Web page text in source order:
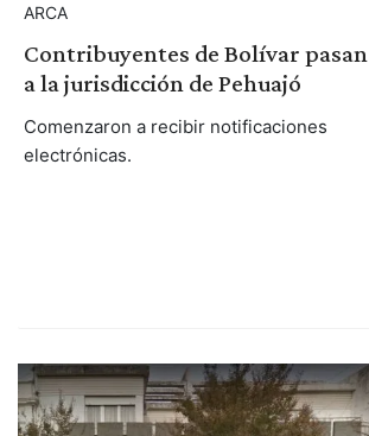
ARCA
Contribuyentes de Bolívar pasan
a la jurisdicción de Pehuajó
Comenzaron a recibir notificaciones
electrónicas.